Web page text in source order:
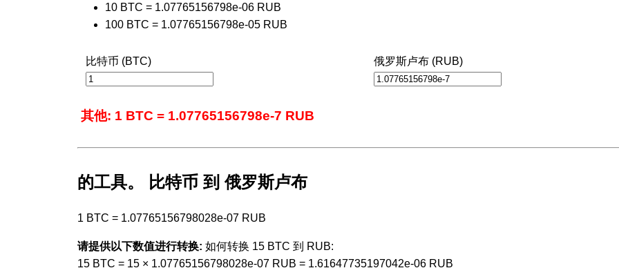
10 BTC = 1.07765156798e-06 RUB
100 BTC = 1.07765156798e-05 RUB
比特币 (BTC) 俄罗斯卢布 (RUB)
其他: 1 BTC = 1.07765156798e-7 RUB
的工具。 比特币 到 俄罗斯卢布
1 BTC = 1.07765156798028e-07 RUB
请提供以下数值进行转换: 如何转换 15 BTC 到 RUB:
15 BTC = 15 × 1.07765156798028e-07 RUB = 1.61647735197042e-06 RUB